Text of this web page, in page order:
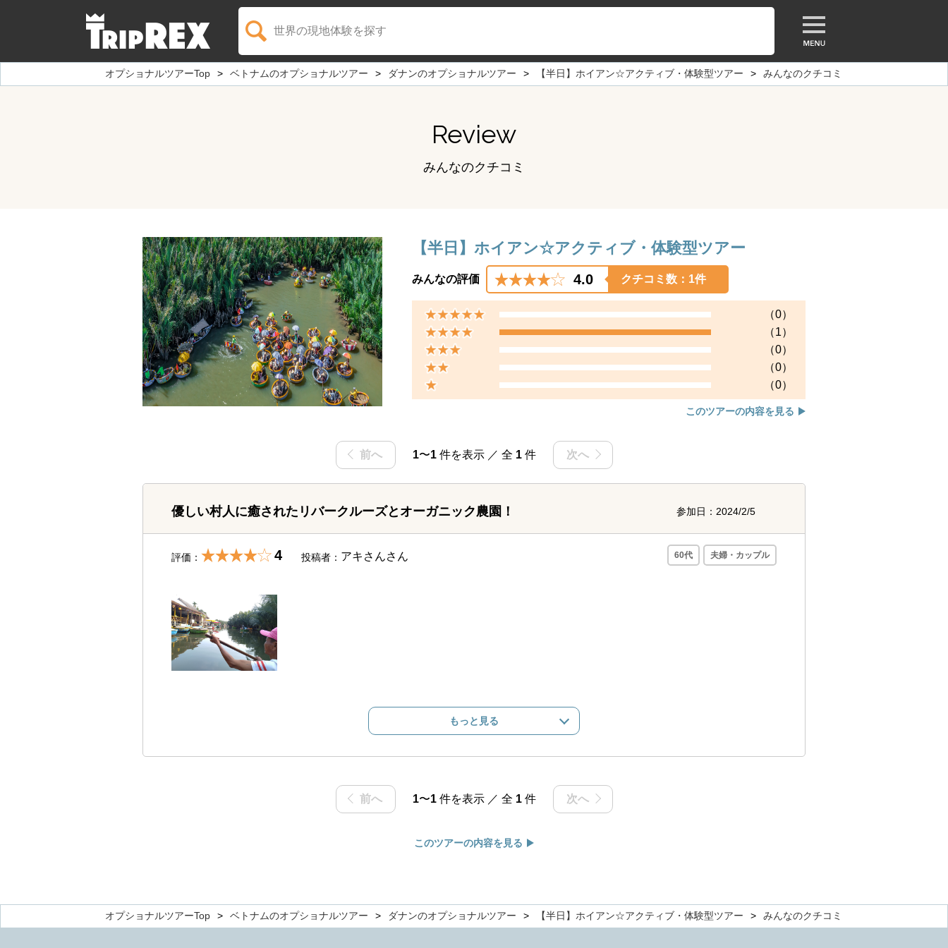
世界の現地体験を探す
オプショナルツアーTop ベトナムのオプショナルツアー ダナンのオプショナルツアー 【半日】ホイアン☆アクティブ・体験型ツアー みんなのクチコミ
Review
みんなのクチコミ
【半日】ホイアン☆アクティブ・体験型ツアー
みんなの評価 4.0 クチコミ数： 1件
（0）
（1）
（0）
（0）
（0）
このツアーの内容を見る
前へ 1〜1件を表示 ／ 全 1件 次へ
優しい村人に癒されたリバークルーズとオーガニック農園！ 参加日：2024/2/5
評価： 4 投稿者： アキさんさん 60代 夫婦・カップル
もっと見る
前へ 1〜1件を表示 ／ 全 1件 次へ
このツアーの内容を見る
オプショナルツアーTop ベトナムのオプショナルツアー ダナンのオプショナルツアー 【半日】ホイアン☆アクティブ・体験型ツアー みんなのクチコミ